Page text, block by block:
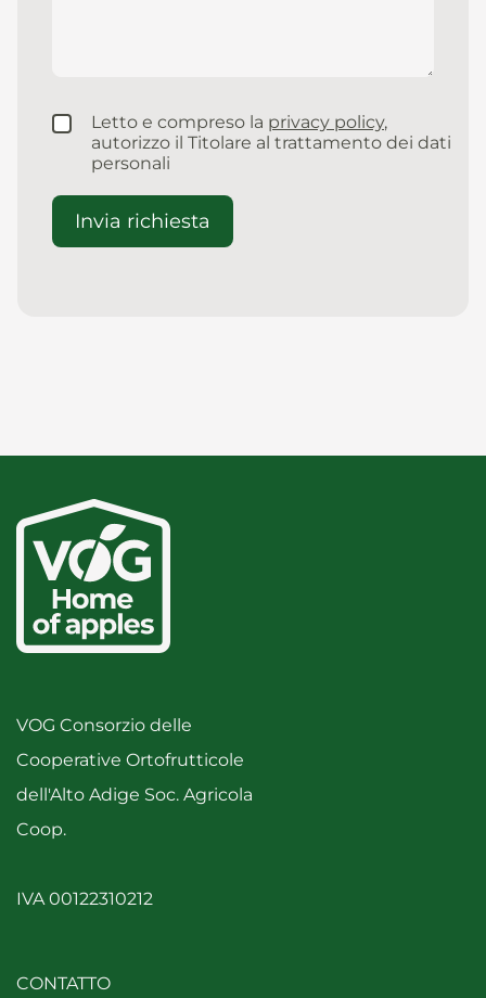
Letto e compreso la privacy policy,
autorizzo il Titolare al trattamento dei dati
personali
VOG Consorzio delle
Cooperative Ortofrutticole
dell'Alto Adige Soc. Agricola
Coop.
IVA 00122310212
CONTATTO